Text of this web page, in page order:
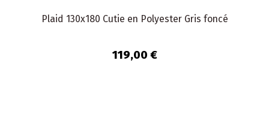
Plaid 130x180 Cutie en Polyester Gris foncé
119,00 €